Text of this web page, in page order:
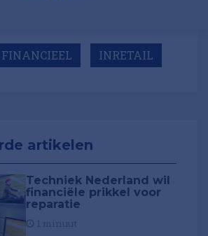
FINANCIEEL INRETAIL
artikelen
Techniek Nederland wil
financiële prikkel voor
reparatie